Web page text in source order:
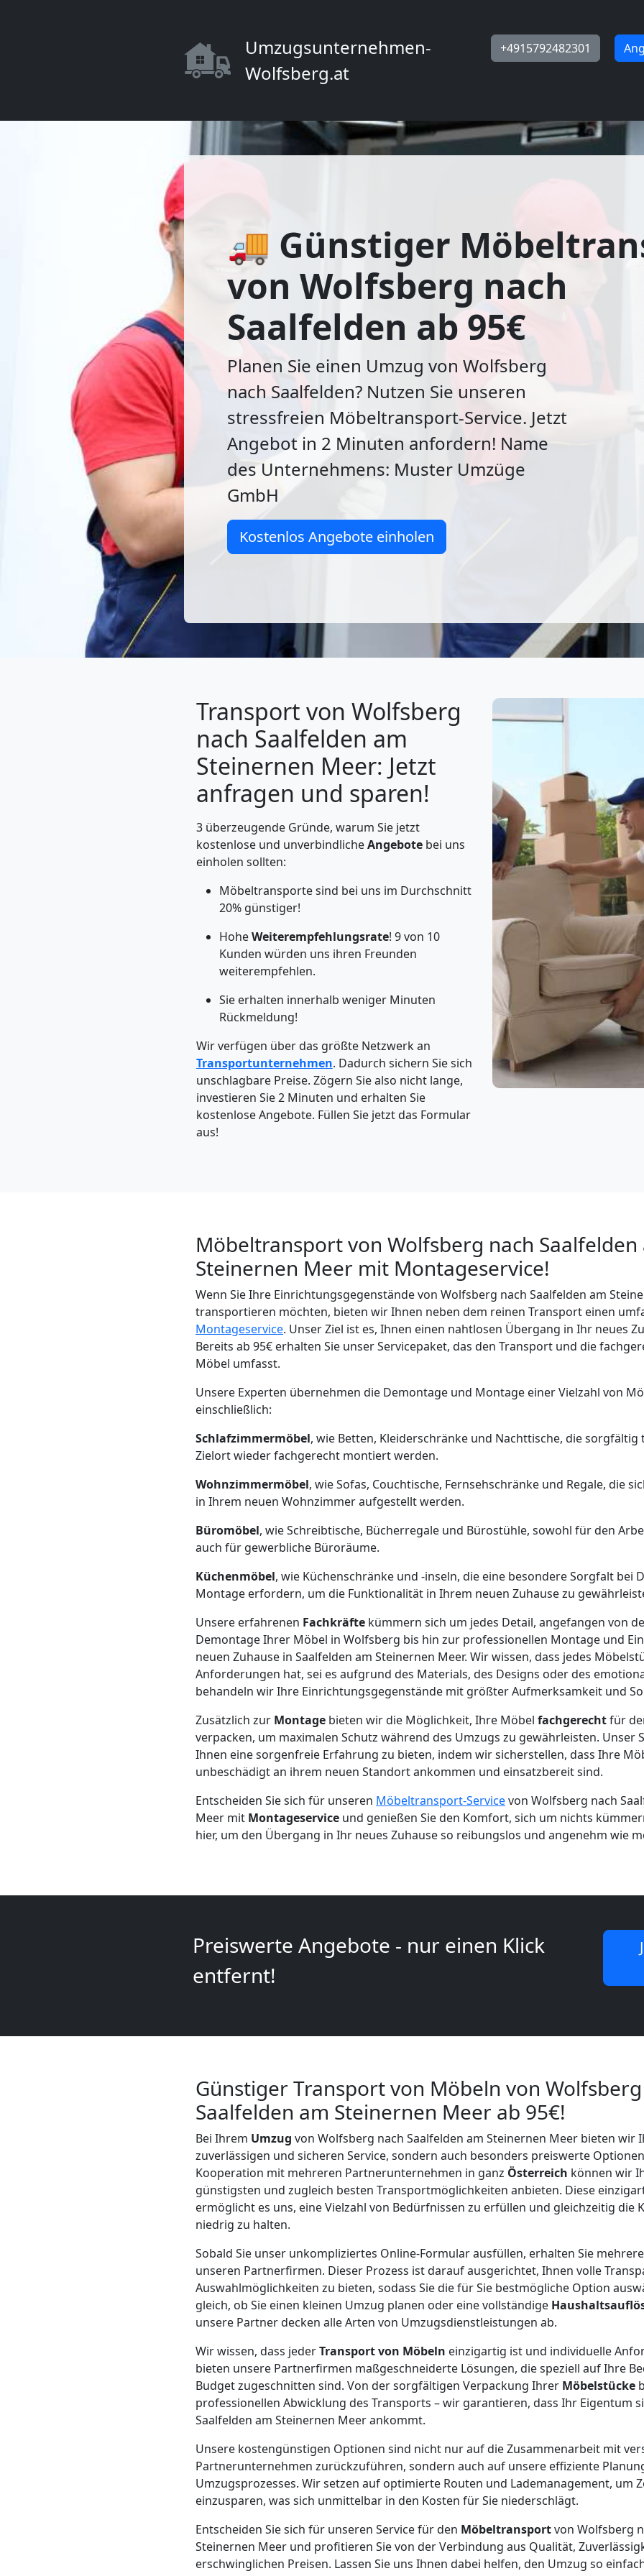
Umzugsunternehmen-
Wolfsberg.at
+4915792482301
🚚 Günstiger
von Wolfsberg nach
Saalfelden ab 95€
Planen Sie einen Umzug von Wolfsberg
nach Saalfelden? Nutzen Sie unseren
stressfreien Möbeltransport-Service. Jetzt
Angebot in 2 Minuten anfordern! Name
des Unternehmens: Muster Umzüge
GmbH
Kostenlos Angebote einholen
Transport von Wolfsberg
nach Saalfelden am
Steinernen Meer: Jetzt
anfragen und sparen!
3 überzeugende Gründe, warum Sie jetzt
kostenlose und unverbindlicheAngebotebei uns
einholen sollten:
Möbeltransporte sind bei uns im Durchschnitt
20% günstiger!
HoheWeiterempfehlungsrate! 9 von 10
Kunden würden uns ihren Freunden
weiterempfehlen.
Sie erhalten innerhalb weniger Minuten
Rückmeldung!
Wir verfügen über das größte Netzwerk an
Transportunternehmen. Dadurch sichern Sie sich
unschlagbare Preise. Zögern Sie also nicht lange,
investieren Sie 2 Minuten und erhalten Sie
kostenlose Angebote. Füllen Sie jetzt das Formular
aus!
Möbeltransport von Wolfsberg nach Saalfelden
Steinernen Meer mit Montageservice!
Wenn Sie Ihre Einrichtungsgegenstände von Wolfsberg nach Saalfelden am
transportieren möchten, bieten wir Ihnen neben dem reinen Transport einen
Montageservice. Unser Ziel ist es, Ihnen einen nahtlosen Übergang in Ihr neues
Bereits ab 95€ erhalten Sie unser Servicepaket, das den Transport und die
Möbel umfasst.
Unsere Experten übernehmen die Demontage und Montage einer Vielzahl von
einschließlich:
Schlafzimmermöbel, wie Betten, Kleiderschränke und Nachttische, die
Zielort wieder fachgerecht montiert werden.
Wohnzimmermöbel, wie Sofas, Couchtische, Fernsehschränke und Regale, die
in Ihrem neuen Wohnzimmer aufgestellt werden.
Büromöbel, wie Schreibtische, Bücherregale und Bürostühle, sowohl für den
auch für gewerbliche Büroräume.
Küchenmöbel, wie Küchenschränke und -inseln, die eine besondere Sorgfalt bei
Montage erfordern, um die Funktionalität in Ihrem neuen Zuhause zu
Unsere erfahrenen Fachkräfte kümmern sich um jedes Detail, angefangen von
Demontage Ihrer Möbel in Wolfsberg bis hin zur professionellen Montage und
neuen Zuhause in Saalfelden am Steinernen Meer. Wir wissen, dass jedes
Anforderungen hat, sei es aufgrund des Materials, des Designs oder des
behandeln wir Ihre Einrichtungsgegenstände mit größter Aufmerksamkeit und
Zusätzlich zur Montage bieten wir die Möglichkeit, Ihre Möbel fachgerechtfür
verpacken, um maximalen Schutz während des Umzugs zu gewährleisten. Unser
Ihnen eine sorgenfreie Erfahrung zu bieten, indem wir sicherstellen, dass Ihre
unbeschädigt an ihrem neuen Standort ankommen und einsatzbereit sind.
Entscheiden Sie sich für unseren Möbeltransport-Servicevon Wolfsberg nach
Meer mit Montageservice und genießen Sie den Komfort, sich um nichts
hier, um den Übergang in Ihr neues Zuhause so reibungslos und angenehm wie
Preiswerte Angebote - nur einen Klick
entfernt!
Günstiger Transport von Möbeln von
Saalfelden am Steinernen Meer ab 95€!
Bei Ihrem Umzug von Wolfsberg nach Saalfelden am Steinernen Meer bieten wir
zuverlässigen und sicheren Service, sondern auch besonders preiswerte
Kooperation mit mehreren Partnerunternehmen in ganz Österreich können wir
günstigsten und zugleich besten Transportmöglichkeiten anbieten. Diese
ermöglicht es uns, eine Vielzahl von Bedürfnissen zu erfüllen und gleichzeitig die
niedrig zu halten.
Sobald Sie unser unkompliziertes Online-Formular ausfüllen, erhalten Sie
unseren Partnerfirmen. Dieser Prozess ist darauf ausgerichtet, Ihnen volle
Auswahlmöglichkeiten zu bieten, sodass Sie die für Sie bestmögliche Option
gleich, ob Sie einen kleinen Umzug planen oder eine vollständige
unsere Partner decken alle Arten von Umzugsdienstleistungen ab.
Wir wissen, dass jederTransport von Möbeln einzigartig ist und individuelle
bieten unsere Partnerfirmen maßgeschneiderte Lösungen, die speziell auf Ihre
Budget zugeschnitten sind. Von der sorgfältigen Verpackung Ihrer Möbelstücke
professionellen Abwicklung des Transports – wir garantieren, dass Ihr Eigentum
Saalfelden am Steinernen Meer ankommt.
Unsere kostengünstigen Optionen sind nicht nur auf die Zusammenarbeit mit
Partnerunternehmen zurückzuführen, sondern auch auf unsere effiziente
Umzugsprozesses. Wir setzen auf optimierte Routen und Lademanagement, um
einzusparen, was sich unmittelbar in den Kosten für Sie niederschlägt.
Entscheiden Sie sich für unseren Service für den Möbeltransportvon Wolfsberg
Steinernen Meer und profitieren Sie von der Verbindung aus Qualität,
erschwinglichen Preisen. Lassen Sie uns Ihnen dabei helfen, den Umzug so
Wolfsberg
LKW
Klaviertransport